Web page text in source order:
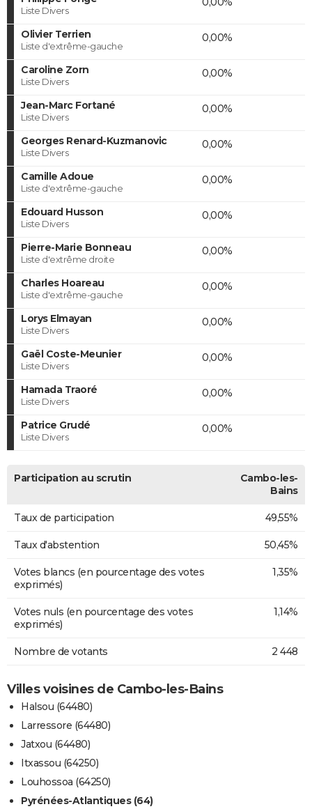
Liste Divers
Olivier Terrien
Liste d'extrême-gauche
0,00%
Caroline Zorn
Liste Divers
0,00%
Jean-Marc Fortané
Liste Divers
0,00%
Georges Renard-Kuzmanovic
Liste Divers
0,00%
Camille Adoue
Liste d'extrême-gauche
0,00%
Edouard Husson
Liste Divers
0,00%
Pierre-Marie Bonneau
Liste d'extrême droite
0,00%
Charles Hoareau
Liste d'extrême-gauche
0,00%
Lorys Elmayan
Liste Divers
0,00%
Gaël Coste-Meunier
Liste Divers
0,00%
Hamada Traoré
Liste Divers
0,00%
Patrice Grudé
Liste Divers
0,00%
Participation au scrutin
Cambo-les-
Bains
Taux de participation 49,55%
Taux d'abstention 50,45%
Votes blancs (en pourcentage des votes
exprimés)
1,35%
Votes nuls (en pourcentage des votes
exprimés)
1,14%
Nombre de votants 2 448
Villes voisines de Cambo-les-Bains
Halsou (64480)
Larressore (64480)
Jatxou (64480)
Itxassou (64250)
Louhossoa (64250)
Pyrénées-Atlantiques (64)